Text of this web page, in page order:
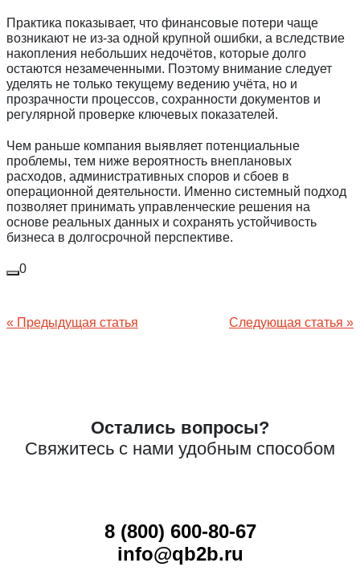
Практика показывает, что финансовые потери чаще
возникают не из-за одной крупной ошибки, а вследствие
накопления небольших недочётов, которые долго
остаются незамеченными. Поэтому внимание следует
уделять не только текущему ведению учёта, но и
прозрачности процессов, сохранности документов и
регулярной проверке ключевых показателей.
Чем раньше компания выявляет потенциальные
проблемы, тем ниже вероятность внеплановых
расходов, административных споров и сбоев в
операционной деятельности. Именно системный подход
позволяет принимать управленческие решения на
основе реальных данных и сохранять устойчивость
бизнеса в долгосрочной перспективе.
0
Навигация
« Предыдущая статья Следующая статья »
Остались вопросы?
Свяжитесь с нами удобным способом
8 (800) 600-80-67
info@qb2b.ru